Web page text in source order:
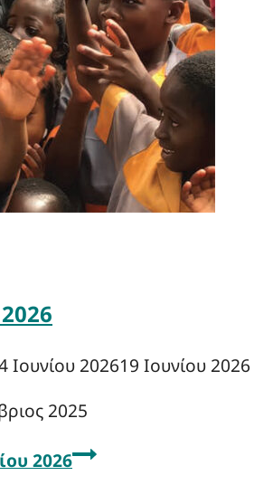
Ιουνίου 202619 Ιουνίου 2026
2025
2026